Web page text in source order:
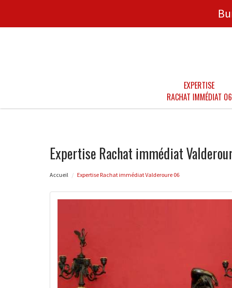
EXPERTISE
RACHAT IMMÉDIAT 06
Expertise Rachat immédiat
Accueil Expertise Rachat immédiat Valderoure 06